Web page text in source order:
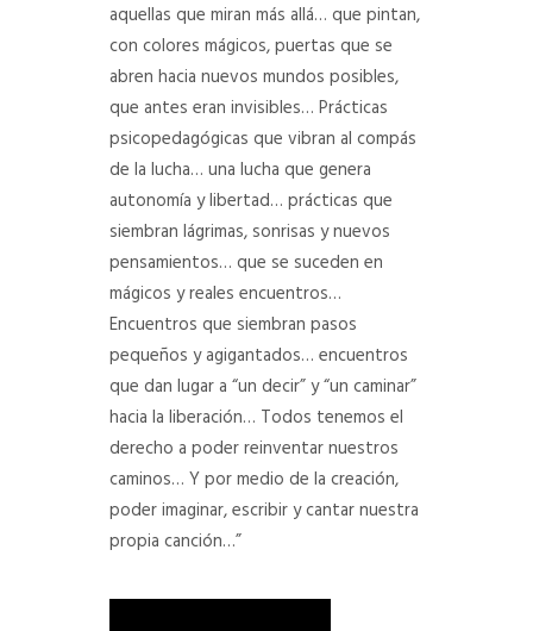
aquellas que miran más allá… que pintan,
con colores mágicos, puertas que se
abren hacia nuevos mundos posibles,
que antes eran invisibles… Prácticas
psicopedagógicas que vibran al compás
de la lucha… una lucha que genera
autonomía y libertad… prácticas que
siembran lágrimas, sonrisas y nuevos
pensamientos… que se suceden en
mágicos y reales encuentros…
Encuentros que siembran pasos
pequeños y agigantados… encuentros
que dan lugar a “un decir” y “un caminar”
hacia la liberación… Todos tenemos el
derecho a poder reinventar nuestros
caminos… Y por medio de la creación,
poder imaginar, escribir y cantar nuestra
propia canción…”